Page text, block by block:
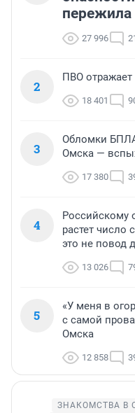
27 996
2
ПВО
18 401
3
Обломки
Омска —
17 380
4
Российскому
растет число
это не повод
13 026
5
«У меня в
с самой
Омска
12 858
ЗНАКОМСТВА В